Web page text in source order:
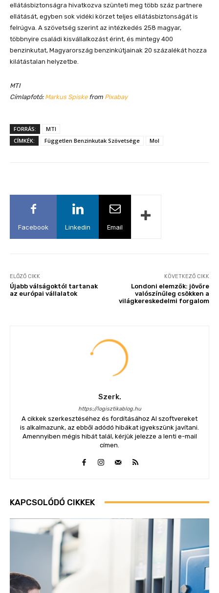
ellátásbiztonságra hivatkozva szünteti meg több száz partnere
ellátását, egyben sok vidéki körzet teljes ellátásbiztonságát is
felrúgva. A szövetség szerint az intézkedés 258 magyar,
többnyire családi kisvállalkozást érint, és mintegy 400
benzinkutat, Magyarország benzinkútjainak 20 százalékát hozza
kilátástalan helyzetbe.
MTI
Címlapfotó: Markus Spiskefrom Pixabay
FORRÁS:
MTI
CÍMKÉK:
Független Benzinkutak Szövetsége Mol
Facebook Linkedin Email
ELŐZŐ CIKK
Újabb válságoktól tartanak
az európai vállalatok
KÖVETKEZŐ CIKK
Londoni elemzők: jövőre
valószínűleg csökken a
világkereskedelmi forgalom
Szerk.
https://logisztikablog.hu
A cikkek szerkesztéséhez és fordításához AI szoftvereket
is alkalmazunk, az ebből adódó hibákat igyekszünk javítani.
Amennyiben mégis hibát talál, kérjük jelezze a lenti e-mail
címen.
KAPCSOLÓDÓ CIKKEK